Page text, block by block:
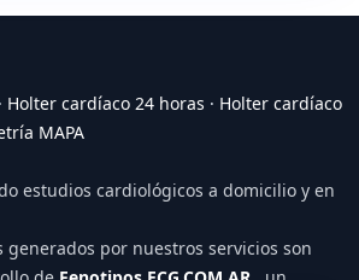
· Holter cardíaco 24 horas · Holter cardíaco
MAPA
estudios cardiológicos a domicilio y en
generados por nuestros servicios son